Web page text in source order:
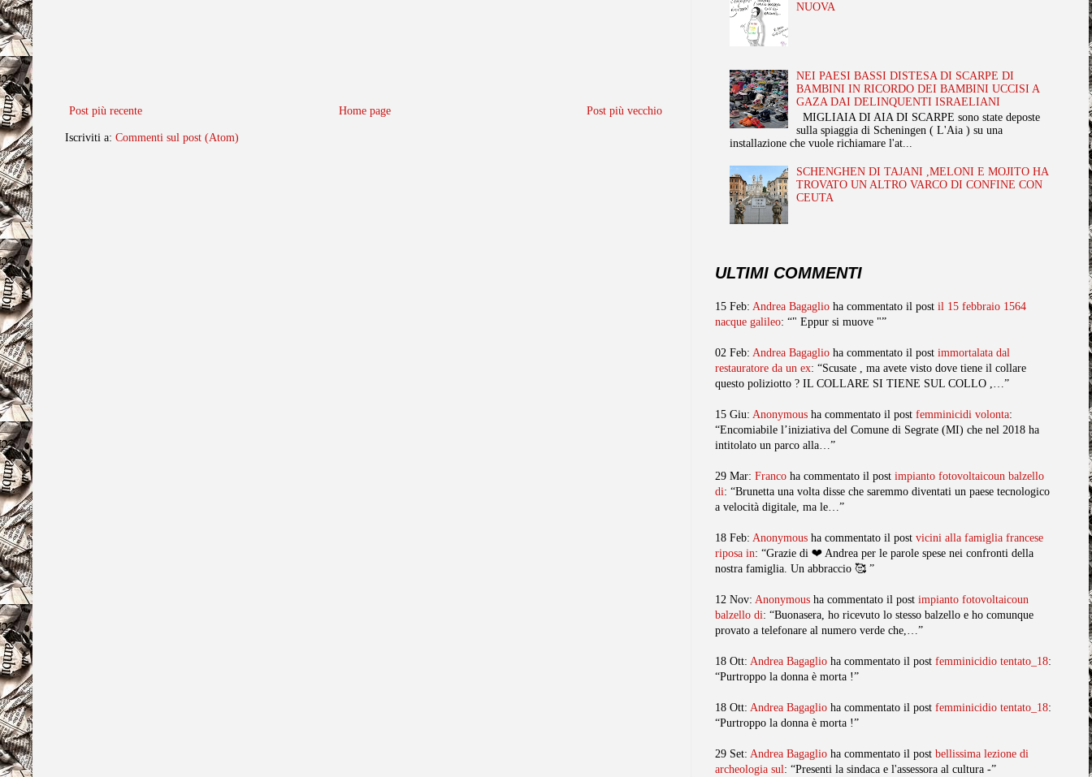
Post più recente Post più vecchio
Home page
Iscriviti a: Commenti sul post (Atom)
NUOVA
NEI PAESI BASSI DISTESA DI SCARPE DI
BAMBINI IN RICORDO DEI BAMBINI UCCISI A
GAZA DAI DELINQUENTI ISRAELIANI
MIGLIAIA DI AIA DI SCARPE sono state deposte
sulla spiaggia di Scheningen ( L'Aia ) su una
installazione che vuole richiamare l'at...
SCHENGHEN DI TAJANI ,MELONI E MOJITO HA
TROVATO UN ALTRO VARCO DI CONFINE CON
CEUTA
ULTIMI COMMENTI
15 Feb: Andrea Bagaglio ha commentato il post il 15 febbraio 1564
nacque galileo: “" Eppur si muove "”
02 Feb: Andrea Bagaglio ha commentato il post immortalata dal
restauratore da un ex: “Scusate , ma avete visto dove tiene il collare
questo poliziotto ? IL COLLARE SI TIENE SUL COLLO ,…”
15 Giu: Anonymous ha commentato il post femminicidi volonta:
“Encomiabile l’iniziativa del Comune di Segrate (MI) che nel 2018 ha
intitolato un parco alla…”
29 Mar: Franco ha commentato il post impianto fotovoltaicoun balzello
di: “Brunetta una volta disse che saremmo diventati un paese tecnologico
a velocità digitale, ma le…”
18 Feb: Anonymous ha commentato il post vicini alla famiglia francese
riposa in: “Grazie di ❤️ Andrea per le parole spese nei confronti della
nostra famiglia. Un abbraccio 🥰 ”
12 Nov: Anonymous ha commentato il post impianto fotovoltaicoun
balzello di: “Buonasera, ho ricevuto lo stesso balzello e ho comunque
provato a telefonare al numero verde che,…”
18 Ott: Andrea Bagaglio ha commentato il post femminicidio tentato_18:
“Purtroppo la donna è morta !”
18 Ott: Andrea Bagaglio ha commentato il post femminicidio tentato_18:
“Purtroppo la donna è morta !”
29 Set: Andrea Bagaglio ha commentato il post bellissima lezione di
archeologia sul : “Presenti la sindaca e l'assessora al cultura -”